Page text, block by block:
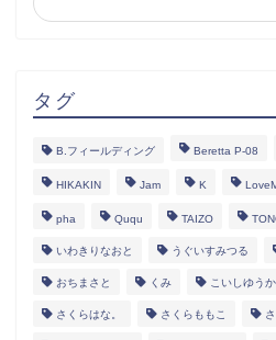
タグ
B.フィールディング Beretta P-08
HIKAKIN Jam K
pha Ququ TAIZO
いわきりなおと うぐいすみつる
おちまさと くみ こいしゆうか
さくらはな。 さくらももこ